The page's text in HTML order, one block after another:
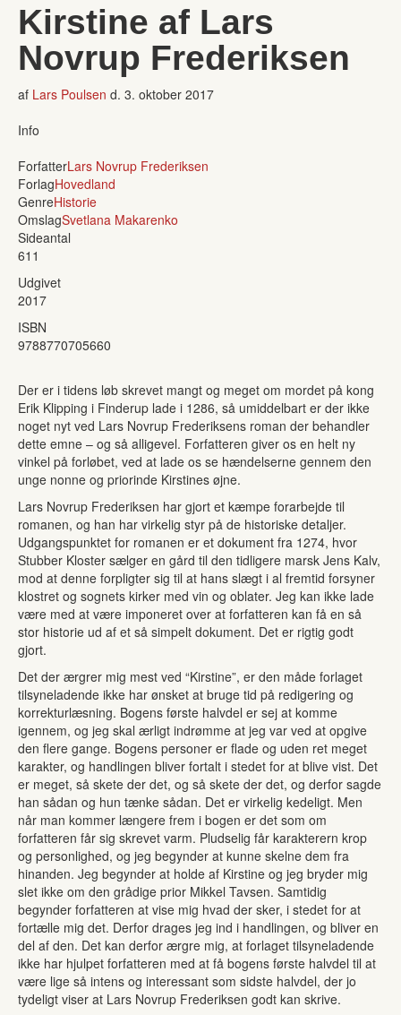
Kirstine af Lars
Novrup Frederiksen
af Lars Poulsen d. 3. oktober 2017
Info
ForfatterLars Novrup Frederiksen
ForlagHovedland
GenreHistorie
OmslagSvetlana Makarenko
Sideantal
611
Udgivet
2017
ISBN
9788770705660
Der er i tidens løb skrevet mangt og meget om mordet på kong
Erik Klipping i Finderup lade i 1286, så umiddelbart er der ikke
noget nyt ved Lars Novrup Frederiksens roman der behandler
dette emne – og så alligevel. Forfatteren giver os en helt ny
vinkel på forløbet, ved at lade os se hændelserne gennem den
unge nonne og priorinde Kirstines øjne.
Lars Novrup Frederiksen har gjort et kæmpe forarbejde til
romanen, og han har virkelig styr på de historiske detaljer.
Udgangspunktet for romanen er et dokument fra 1274, hvor
Stubber Kloster sælger en gård til den tidligere marsk Jens Kalv,
mod at denne forpligter sig til at hans slægt i al fremtid forsyner
klostret og sognets kirker med vin og oblater. Jeg kan ikke lade
være med at være imponeret over at forfatteren kan få en så
stor historie ud af et så simpelt dokument. Det er rigtig godt
gjort.
Det der ærgrer mig mest ved “Kirstine”, er den måde forlaget
tilsyneladende ikke har ønsket at bruge tid på redigering og
korrekturlæsning. Bogens første halvdel er sej at komme
igennem, og jeg skal ærligt indrømme at jeg var ved at opgive
den flere gange. Bogens personer er flade og uden ret meget
karakter, og handlingen bliver fortalt i stedet for at blive vist. Det
er meget, så skete der det, og så skete der det, og derfor sagde
han sådan og hun tænke sådan. Det er virkelig kedeligt. Men
når man kommer længere frem i bogen er det som om
forfatteren får sig skrevet varm. Pludselig får karakterern krop
og personlighed, og jeg begynder at kunne skelne dem fra
hinanden. Jeg begynder at holde af Kirstine og jeg bryder mig
slet ikke om den grådige prior Mikkel Tavsen. Samtidig
begynder forfatteren at vise mig hvad der sker, i stedet for at
fortælle mig det. Derfor drages jeg ind i handlingen, og bliver en
del af den. Det kan derfor ærgre mig, at forlaget tilsyneladende
ikke har hjulpet forfatteren med at få bogens første halvdel til at
være lige så intens og interessant som sidste halvdel, der jo
tydeligt viser at Lars Novrup Frederiksen godt kan skrive.